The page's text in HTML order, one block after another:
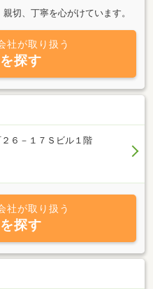
切、丁寧を心がけています。
社が取り扱う
探す
６－１７Ｓビル１階
社が取り扱う
探す